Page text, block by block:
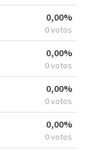
0,00%
0 votos
0,00%
0 votos
0,00%
0 votos
0,00%
0 votos